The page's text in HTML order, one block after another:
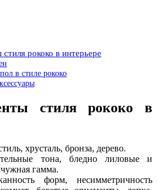
рококо в интерьере
в стиле рококо
стиля рококо в
хрусталь, бронза, дерево.
тона, бледно лиловые и
гамма.
форм, несимметричность